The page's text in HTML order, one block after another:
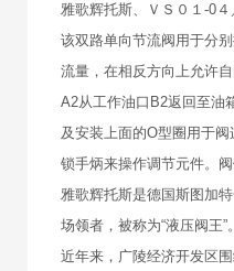
雅歌辉托斯、ＶＳ０１-0
该双路单向节流阀用于分
流量，在相反方向上允许
A2从工作油口B2返回至油
及安装上面的O型圈用于
锁手炳来操作调节元件。
雅歌辉托斯是德国斯图加
场领者，被称为“液压阀王”。
近年来，广陵经济开发区